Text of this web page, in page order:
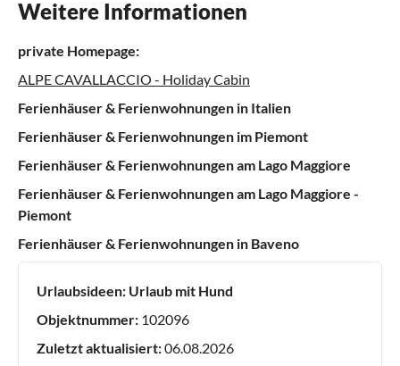
Weitere Informationen
private Homepage:
ALPE CAVALLACCIO - Holiday Cabin
Ferienhäuser & Ferienwohnungen in Italien
Ferienhäuser & Ferienwohnungen im Piemont
Ferienhäuser & Ferienwohnungen am Lago Maggiore
Ferienhäuser & Ferienwohnungen am Lago Maggiore -
Piemont
Ferienhäuser & Ferienwohnungen in Baveno
Urlaubsideen: Urlaub mit Hund
Objektnummer: 102096
Zuletzt aktualisiert:06.08.2026